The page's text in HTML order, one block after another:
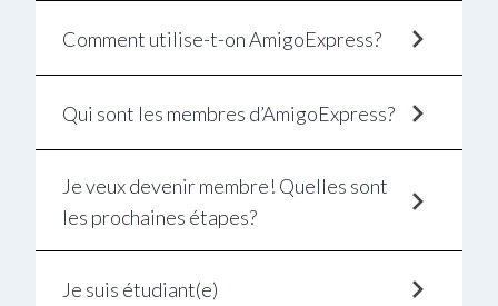
Comment utilise-t-on AmigoExpress?
Qui sont les membres d’AmigoExpress?
Je veux devenir membre! Quelles sont
les prochaines étapes?
Je suis étudiant(e)